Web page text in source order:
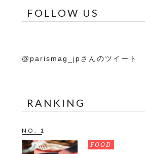
FOLLOW US
@parismag_jpさんのツイート
RANKING
NO. 1
FOOD